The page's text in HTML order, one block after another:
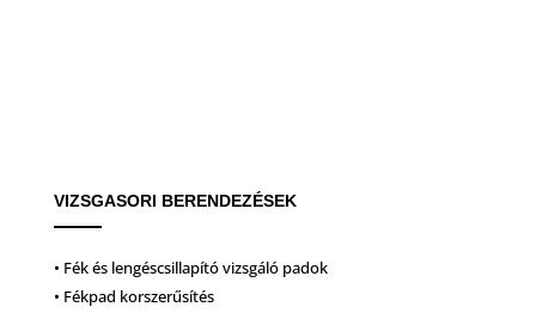
VIZSGASORI BERENDEZÉSEK
• Fék és lengéscsillapító vizsgáló padok
• Fékpad korszerűsítés